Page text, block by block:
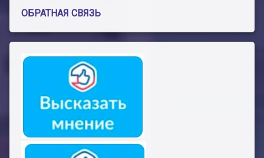
ОБРАТНАЯ СВЯЗЬ